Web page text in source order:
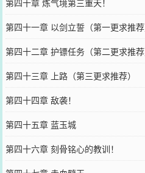
第四十章 炼气境第三重天！
第四十一章 以剑立誓（第一更求推荐
第四十二章 护镖任务（第二更求推荐
第四十三章 上路（第三更求推荐）
第四十四章 敌袭！
第四十五章 蓝玉城
第四十六章 刻骨铭心的教训！